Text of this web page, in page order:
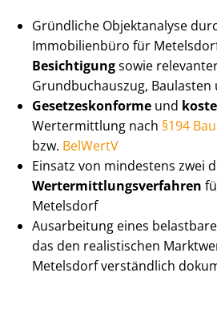
Gründliche Objektanalyse
Immobilienbüro für
Besichtigungsowie
Grundbuchauszug, Baulasten
Ge­set­zes­kon­for­me und
Wertermittlung nach §194
bzw. BelWertV
Einsatz von mindestens zwei
Wert­ermitt­lungs­ver­fah­ren
Metelsdorf
Ausarbeitung eines
das den realistischen
Metelsdorf verständlich